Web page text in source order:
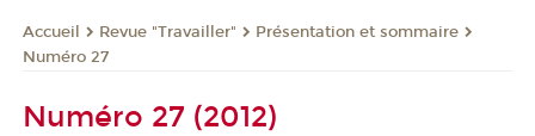
Accueil Revue "Travailler"
Présentation et sommaire
Numéro 27
Numéro 27 (2012)